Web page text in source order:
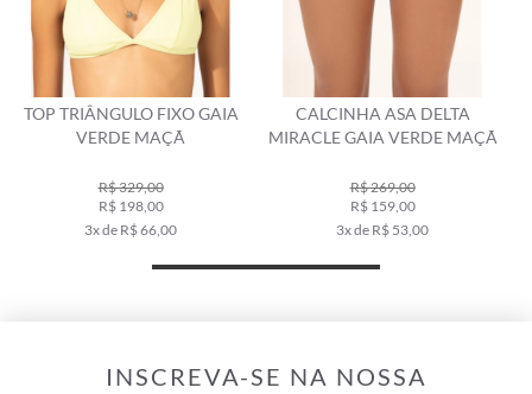
CALCINHA ASA DELTA
MIRACLE GAIA VERDE MAÇÃ
R$ 269,00
R$ 159,00
3x de R$ 53,00
CALCINHA CORTININHA
LENÇO GAIA VERDE MAÇÃ
R$ 229,00
4x de R$ 57,25
INSCREVA-SE NA NOSSA